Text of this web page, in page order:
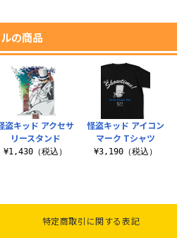
の商品
怪盗キッド アイコン
マーク Tシャツ
¥3,190（税込）
盗キッド アクセサ
リースタンド
¥1,430（税込）
特定商取引に関する表記